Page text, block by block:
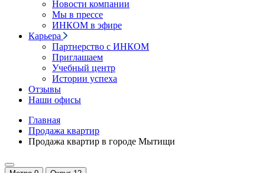
Новости компании
Мы в прессе
ИНКОМ в эфире
Карьера
Партнерство с ИНКОМ
Приглашаем
Учебный центр
Истории успеха
Отзывы
Наши офисы
Главная
Продажа квартир
Продажа квартир в городе Мытищи